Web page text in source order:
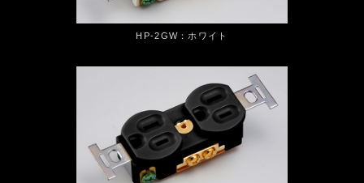
HP-2GW：ホワイト